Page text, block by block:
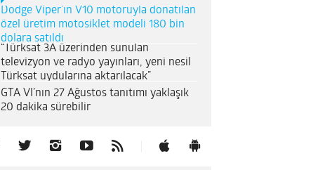
Dodge Viper’ın V10 motoruyla donatılan
özel üretim motosiklet modeli 180 bin
dolara satıldı
“Türksat 3A üzerinden sunulan
televizyon ve radyo yayınları, yeni nesil
Türksat uydularına aktarılacak”
GTA VI’nın 27 Ağustos tanıtımı yaklaşık
20 dakika sürebilir